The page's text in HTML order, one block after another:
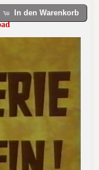
In den Warenkorb